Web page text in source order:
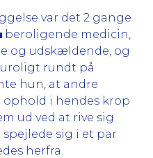
var det 2 gange
beroligende medicin,
og udskældende, og
rundt på
hun, at andre
ophold i hendes krop
ud ved at rive sig
sig i et par
herfra.